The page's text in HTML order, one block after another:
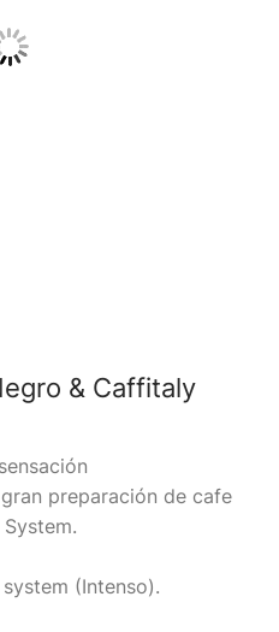
& Caffitaly
preparación de cafe
(Intenso).